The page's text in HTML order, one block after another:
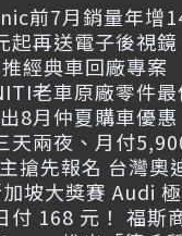
前7月銷量年增
起再送電子後視鏡
推經典車回廠專
老車原廠零件
8月仲夏購車優
天兩夜、月付
搶先報名 台灣奧
坡大獎賽 Audi
付 168 元！ 福斯